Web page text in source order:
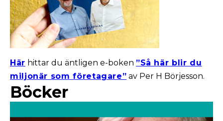
Här hittar du äntligen e-boken ”Så här blir du
miljonär som företagare” av Per H Börjesson.
Böcker